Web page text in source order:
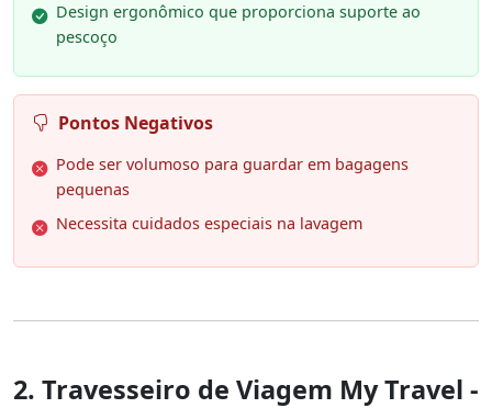
Design ergonômico que proporciona suporte ao
pescoço
Pontos Negativos
Pode ser volumoso para guardar em bagagens
pequenas
Necessita cuidados especiais na lavagem
2. Travesseiro de Viagem My Travel -